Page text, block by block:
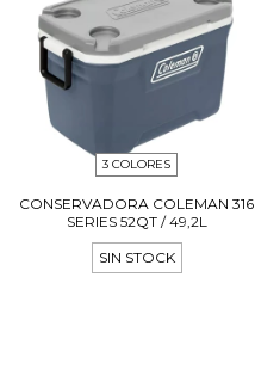
3 COLORES
CONSERVADORA COLEMAN 316
SERIES 52QT / 49,2L
SIN STOCK